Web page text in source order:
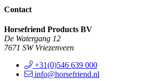
Contact
Horsefriend Products BV
De Watergang 12
7671 SW Vriezenveen
+31(0)546 639 000
info@horsefriend.nl